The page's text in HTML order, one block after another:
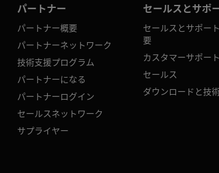
パートナー
パートナー概要
パートナーネットワーク
技術支援プログラム
パートナーになる
パートナーログイン
セールスネットワーク
サプライヤー
セールスとサポ
セールスとサポー
要
カスタマーサポート
セールス
ダウンロードと技